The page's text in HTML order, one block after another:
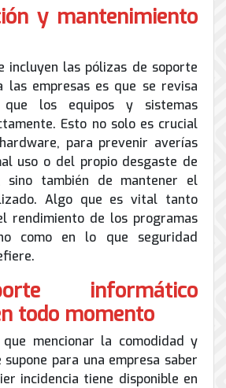
y mantenimiento
incluyen las pólizas de soporte
las empresas es que se revisa
que los equipos y sistemas
Esto no solo es crucial
para prevenir averías
uso o del propio desgaste de
sino también de mantener el
Algo que es vital tanto
rendimiento de los programas
como en lo que seguridad
informático
todo momento
mencionar la comodidad y
para una empresa saber
incidencia tiene disponible en